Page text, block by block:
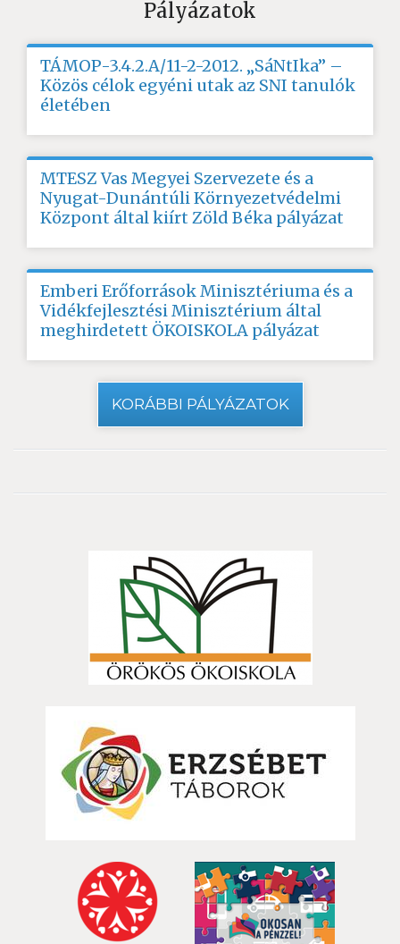
Pályázatok
TÁMOP-3.4.2.A/11-2-2012. „SáNtIka” –
Közös célok egyéni utak az SNI tanulók
életében
MTESZ Vas Megyei Szervezete és a
Nyugat-Dunántúli Környezetvédelmi
Központ által kiírt Zöld Béka pályázat
Emberi Erőforrások Minisztériuma és a
Vidékfejlesztési Minisztérium által
meghirdetett ÖKOISKOLA pályázat
KORÁBBI PÁLYÁZATOK